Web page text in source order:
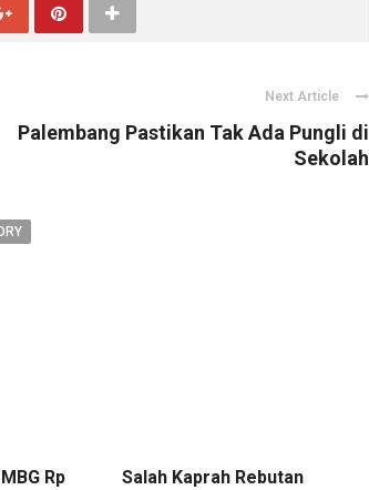
Next Article
Palembang Pastikan Tak Ada Pungli di
Sekolah
Rp
Salah Kaprah Rebutan